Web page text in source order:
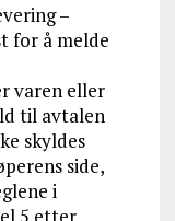
–
for å melde
varen eller
til avtalen
skyldes
side,
i
5 etter